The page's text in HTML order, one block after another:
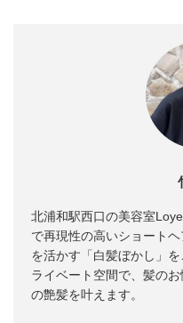
北浦和駅西口の美容室
で再現性の高いショート
を活かす「白髪ぼかし」
ライベート空間で、髪の
の艶髪を叶えます。